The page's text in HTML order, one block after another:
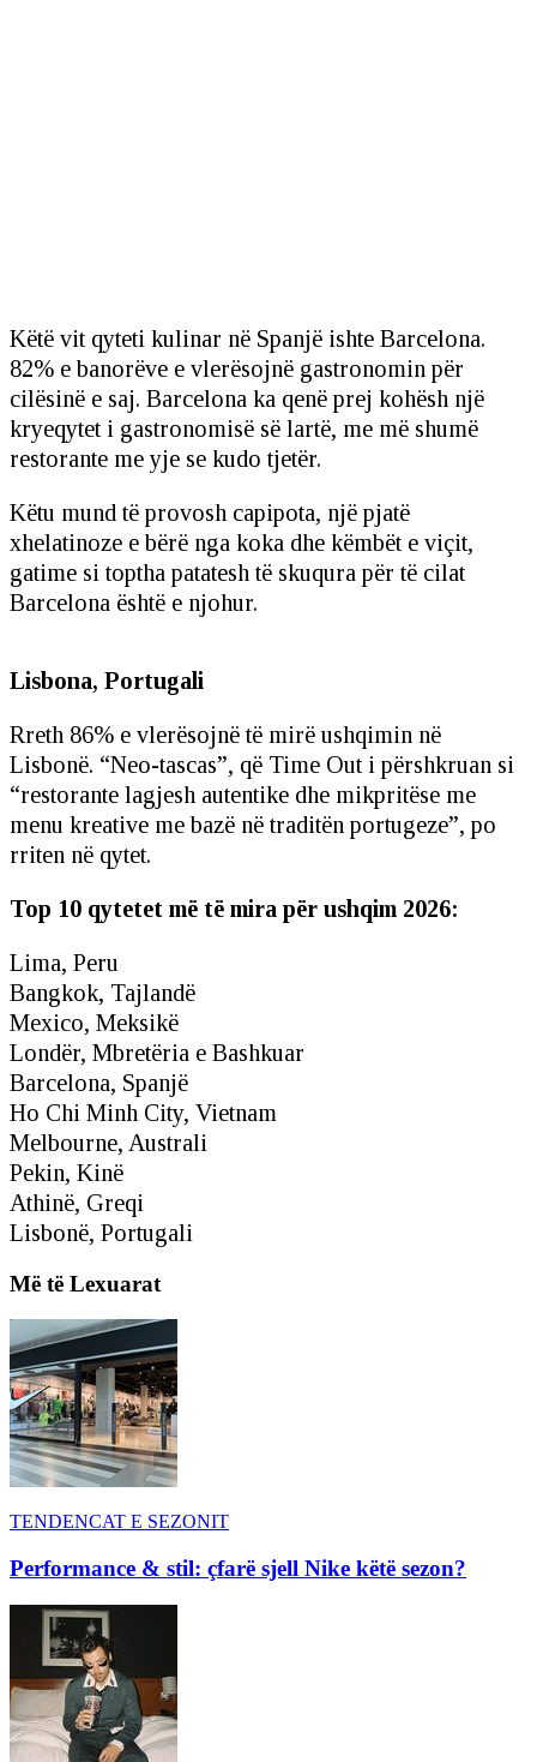
Këtë vit qyteti kulinar në Spanjë ishte Barcelona.
82% e banorëve e vlerësojnë gastronomin për
cilësinë e saj. Barcelona ka qenë prej kohësh një
kryeqytet i gastronomisë së lartë, me më shumë
restorante me yje se kudo tjetër.
Këtu mund të provosh capipota, një pjatë
xhelatinoze e bërë nga koka dhe këmbët e viçit,
gatime si toptha patatesh të skuqura për të cilat
Barcelona është e njohur.
Lisbona, Portugali
Rreth 86% e vlerësojnë të mirë ushqimin në
Lisbonë. “Neo-tascas”, që Time Out i përshkruan si
“restorante lagjesh autentike dhe mikpritëse me
menu kreative me bazë në traditën portugeze”, po
rriten në qytet.
Top 10 qytetet më të mira për ushqim 2026:
Lima, Peru
Bangkok, Tajlandë
Mexico, Meksikë
Londër, Mbretëria e Bashkuar
Barcelona, Spanjë
Ho Chi Minh City, Vietnam
Melbourne, Australi
Pekin, Kinë
Athinë, Greqi
Lisbonë, Portugali
Më të Lexuarat
TENDENCAT E SEZONIT
Performance & stil: çfarë sjell Nike këtë sezon?